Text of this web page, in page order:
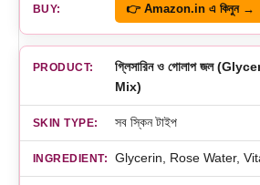
👉 Amazon.in এ কিনুন →
গ্লিসারিন ও গোলাপ জল
Mix)
সব স্কিন টাইপ
Glycerin, Rose Water,